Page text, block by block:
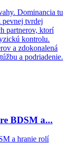
Dominancia tu
pevnej tvrdej
partnerov, ktorí
kontrolu.
a zdokonalená
a podriadenie.
BDSM a...